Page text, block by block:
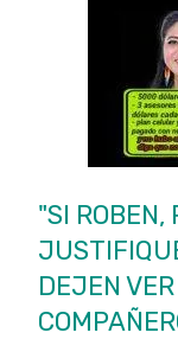
"SI ROBEN,
DEJEN